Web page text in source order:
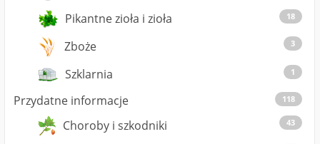
Pikantne zioła i zioła 18
Zboże 3
Szklarnia 1
Przydatne informacje 118
Choroby i szkodniki 43